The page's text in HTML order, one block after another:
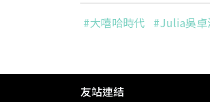
#大嘻哈時代 #Julia吳卓
友站連結